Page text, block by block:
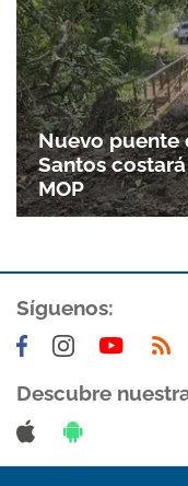
Nuevo puente
Santos
MOP
Síguenos:
Descubre